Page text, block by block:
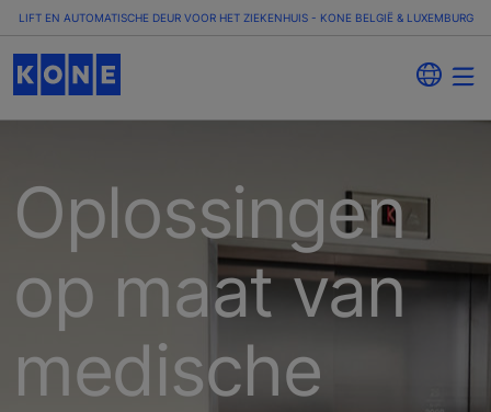
LIFT EN AUTOMATISCHE DEUR VOOR HET ZIEKENHUIS - KONE BELGIË & LUXEMBURG
Oplossingen
op maat van
medische